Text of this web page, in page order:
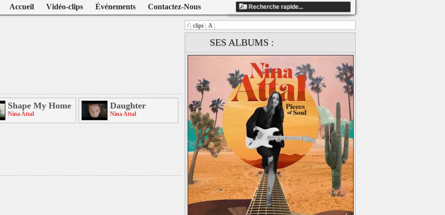
Accueil Vidéo-clips Événements Contactez-Nous
/ clips A
Warning: Undefined array key "artiste_id" in
/home/clients/858fbe13c5dafaea9ccb87e1c41d4337/web/clip_global.php
on line104
SES ALBUMS :
Shape My Home
Nina Attal
Daughter
Nina Attal